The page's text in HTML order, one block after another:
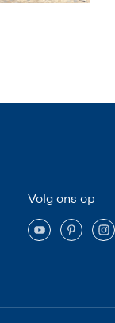
Volg ons op